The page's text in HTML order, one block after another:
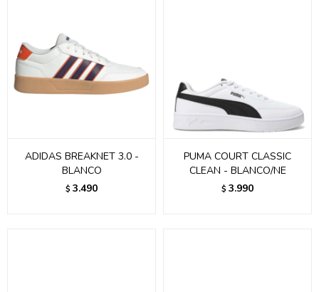
ADIDAS BREAKNET 3.0 -
BLANCO
$ 3.490
PUMA COURT CLASSIC
CLEAN - BLANCO/NE
$ 3.990